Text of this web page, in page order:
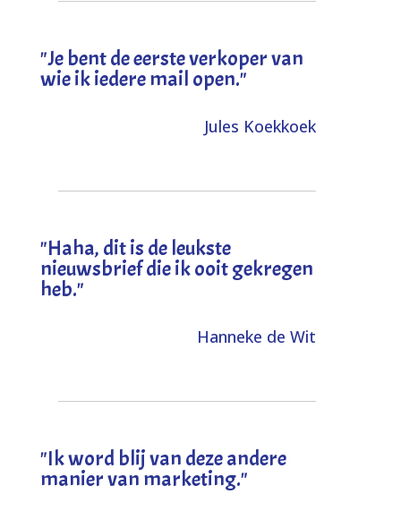
"Je bent de eerste verkoper van
wie ik iedere mail open."
Jules Koekkoek
"Haha, dit is de leukste
nieuwsbrief die ik ooit gekregen
heb."
Hanneke de Wit
"Ik word blij van deze andere
manier van marketing."